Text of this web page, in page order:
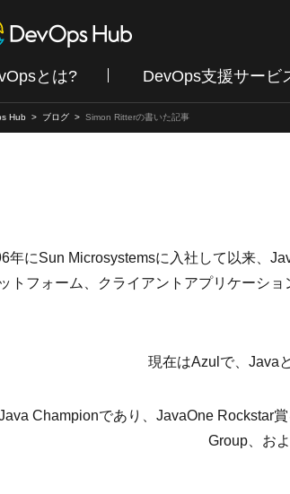
とは? DevOps支援サービ
Hub ブログ Simon Ritterの書いた記事
年にSun Microsystemsに入社して以来、
トフォーム、クライアントアプリケーシ
現在はAzulで、Java
Championであり、JavaOne Rockstar
Group、お